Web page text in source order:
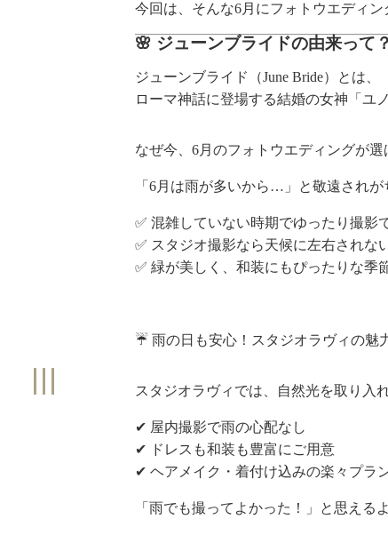
今回は、そんな6月にフォトウエディ
🌸 ジューンブライドの由来って？
ジューンブライド（June Bride）とは
ローマ神話に登場する結婚の女神「ユ
なぜ今、6月のフォトウエディングが選
「6月は雨が多いから…」と敬遠され
✅ 混雑していない時期でゆったり撮影
✅ スタジオ撮影なら天候に左右されな
✅ 緑が美しく、和装にもぴったりな季
☔ 雨の日も安心！スタジオラヴィの魅
スタジオラヴィでは、自然光を取り入
✔ 屋内撮影で雨の心配なし
✔ ドレスも和装も豊富にご用意
✔ ヘアメイク・着付け込みの楽々プラ
「雨でも撮ってよかった！」と思える